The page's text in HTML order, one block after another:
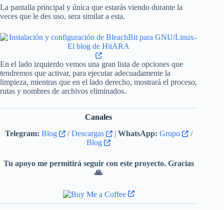
La pantalla principal y única que estarás viendo durante la
veces que le des uso, sera similar a esta.
En el lado izquierdo vemos una gran lista de opciones que
tendremos que activar, para ejecutar adecuadamente la
limpieza, mientras que en el lado derecho, mostrará el proceso,
rutas y nombres de archivos eliminados.
Canales
Telegram: Blog /Descargas | WhatsApp: Grupo
/
Blog
Tu apoyo me permitirá seguir con este proyecto. Gracias
🙏